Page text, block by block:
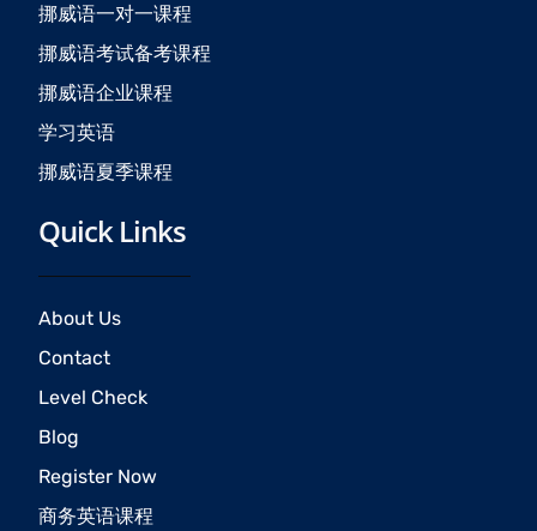
m
挪威语一对一课程
挪威语考试备考课程
挪威语企业课程
学习英语
挪威语夏季课程
Quick Links
About Us
Contact
Level Check
Blog
Register Now
商务英语课程